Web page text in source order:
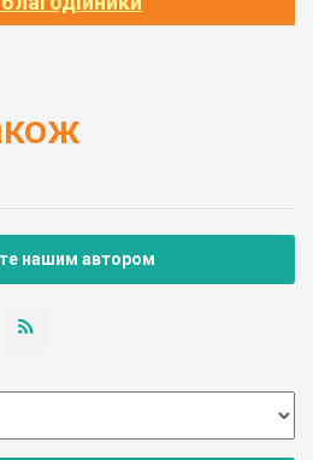
нашим автором